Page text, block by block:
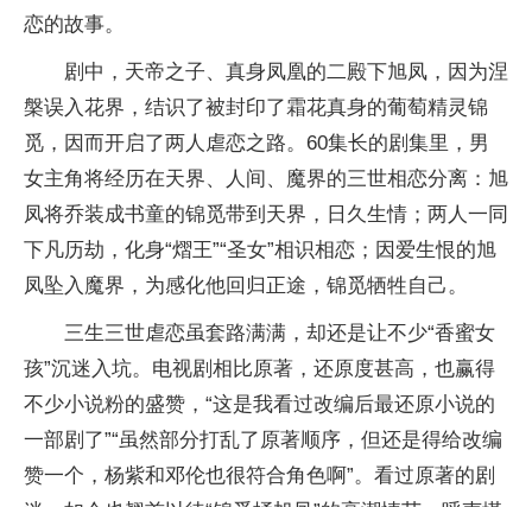
恋的故事。
剧中，天帝之子、真身凤凰的二殿下旭凤，因为涅
槃误入花界，结识了被封印了霜花真身的葡萄精灵锦
觅，因而开启了两人虐恋之路。60集长的剧集里，男
女主角将经历在天界、人间、魔界的三世相恋分离：旭
凤将乔装成书童的锦觅带到天界，日久生情；两人一同
下凡历劫，化身“熠王”“圣女”相识相恋；因爱生恨的旭
凤坠入魔界，为感化他回归正途，锦觅牺牲自己。
三生三世虐恋虽套路满满，却还是让不少“香蜜女
孩”沉迷入坑。电视剧相比原著，还原度甚高，也赢得
不少小说粉的盛赞，“这是我看过改编后最还原小说的
一部剧了”“虽然部分打乱了原著顺序，但还是得给改编
赞一个，杨紫和邓伦也很符合角色啊”。看过原著的剧